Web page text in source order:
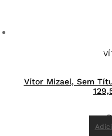
Vítor Mizael, Sem